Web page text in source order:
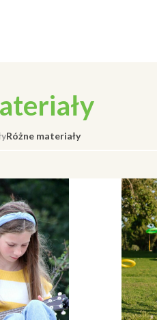
Różne materiały